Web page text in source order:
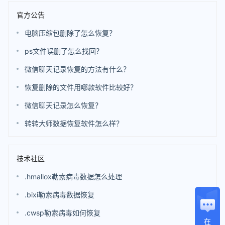
官方公告
电脑压缩包删除了怎么恢复？
ps文件误删了怎么找回？
微信聊天记录恢复的方法有什么？
恢复删除的文件用哪款软件比较好？
微信聊天记录怎么恢复？
转转大师数据恢复软件怎么样？
技术社区
.hmallox勒索病毒数据怎么处理
.bixi勒索病毒数据恢复
.cwsp勒索病毒如何恢复
在